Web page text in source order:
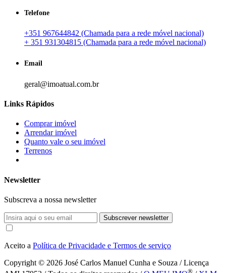
Telefone
+351 967644842 (Chamada para a rede móvel nacional)
+ 351 931304815 (Chamada para a rede móvel nacional)
Email
geral@imoatual.com.br
Links Rápidos
Comprar imóvel
Arrendar imóvel
Quanto vale o seu imóvel
Terrenos
Newsletter
Subscreva a nossa newsletter
Subscrever newsletter
Aceito a Política de Privacidade e Termos de serviço
Copyright © 2026 José Carlos Manuel Cunha e Souza / Licença
®